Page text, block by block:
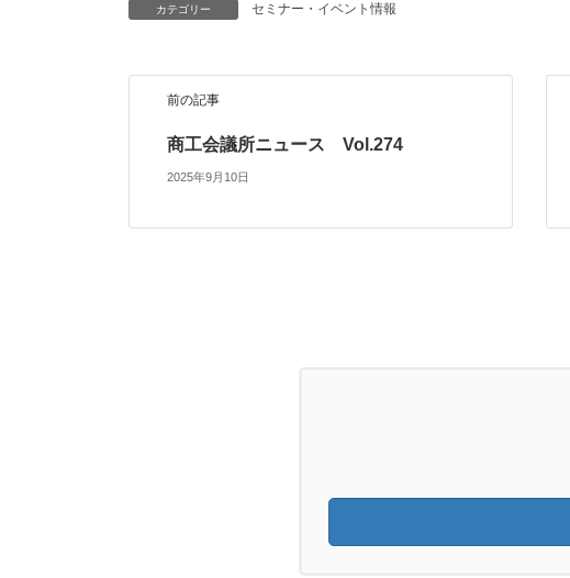
カテゴリー セミナー・イベント情報
前の記事
商工会議所ニュース Vol.274
2025年9月10日